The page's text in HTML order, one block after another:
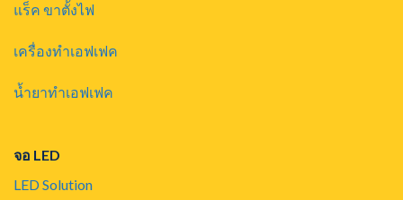
แร็ค ขาตั้งไฟ
เครื่องทำเอฟเฟค
น้ำยาทำเอฟเฟค
จอ LED
LED Solution